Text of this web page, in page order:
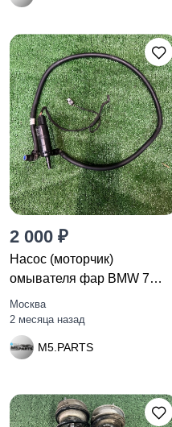
2 000 ₽
Насос (моторчик)
омывателя фар BMW 7
F01/F02 F01
Москва
2 месяца назад
M5.PARTS